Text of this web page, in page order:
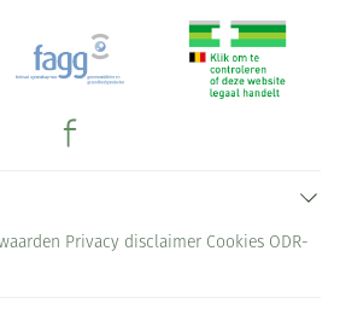
Privacy disclaimer Cookies ODR-